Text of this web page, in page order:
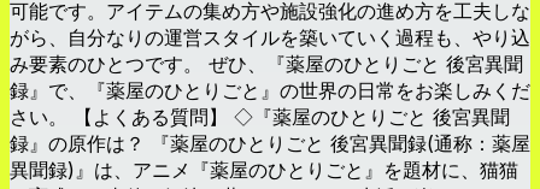
可能です。アイテムの集め方や施設強化の進め方を工夫しな
がら、自分なりの運営スタイルを築いていく過程も、やり込
み要素のひとつです。 ぜひ、『薬屋のひとりごと 後宮異聞
録』で、『薬屋のひとりごと』の世界の日常をお楽しみくだ
さい。 【よくある質問】 ◇『薬屋のひとりごと 後宮異聞
録』の原作は？ 『薬屋のひとりごと 後宮異聞録(通称：薬屋
異聞録)』は、アニメ『薬屋のひとりごと』を題材に、猫猫